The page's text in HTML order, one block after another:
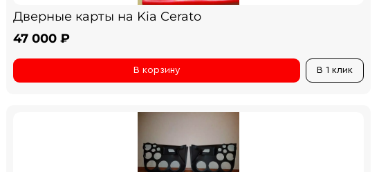
Дверные карты на Kia Cerato
47 000 ₽
В 1 клик
В корзину